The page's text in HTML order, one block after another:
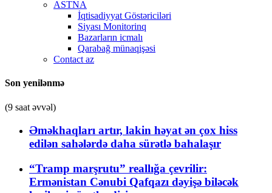
ASTNA
İqtisadiyyat Göstəriciləri
Siyası Monitorinq
Bazarların icmalı
Qarabağ münaqişəsi
Contact az
Son yenilənmə
(9 saat əvvəl)
Əməkhaqları artır, lakin həyat ən çox hiss
edilən sahələrdə daha sürətlə bahalaşır
“Tramp marşrutu” reallığa çevrilir:
Ermənistan Cənubi Qafqazı dəyişə biləcək